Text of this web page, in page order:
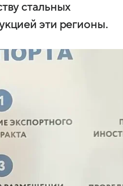
стальных
эти регионы.